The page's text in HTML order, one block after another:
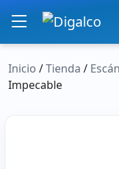
Navegación
Inicio /Tienda /
Impecable